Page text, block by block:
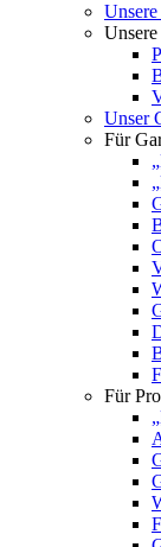
Unser
Für
Für